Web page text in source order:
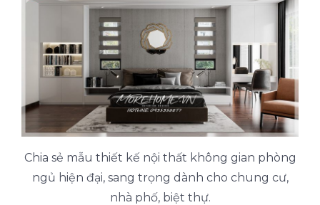
Chia sẻ mẫu thiết kế nội thất không gian phòng
ngủ hiện đại, sang trọng dành cho chung cư,
nhà phố, biệt thự.